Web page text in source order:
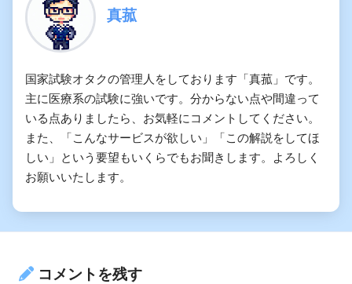
真菰
国家試験オタクの管理人をしております「真菰」です。
主に医療系の試験に強いです。分からない点や間違って
いる点ありましたら、お気軽にコメントしてください。
また、「こんなサービスが欲しい」「この解説をしてほ
しい」という要望もいくらでもお聞きします。よろしく
お願いいたします。
コメントを残す